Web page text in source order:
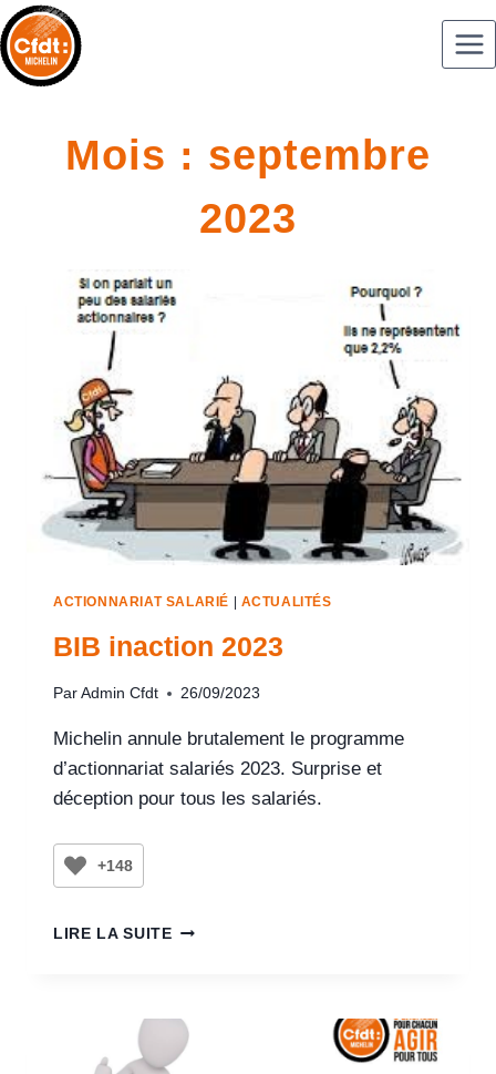
Mois : septembre
2023
ACTIONNARIAT SALARIÉ | ACTUALITÉS
BIB inaction 2023
Par Admin Cfdt 26/09/2023
Michelin annule brutalement le programme
d’actionnariat salariés 2023. Surprise et
déception pour tous les salariés.
+148
LIRE LA SUITE